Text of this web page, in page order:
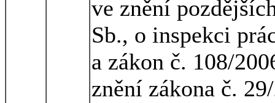
ve znění
Sb., o inspekci
a zákon č. 108/
znění zákona č.